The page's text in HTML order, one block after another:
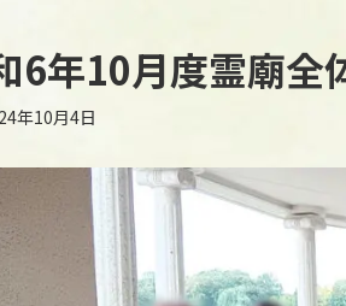
6年10月度霊廟全
年10月4日